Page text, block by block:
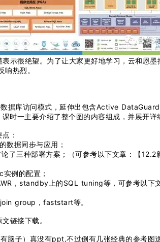
示很绝望。为了让大家更好地学习，云和恩
热烈。
据库访问模式，延伸出包含Active
时一主要介绍了整个图的内容组成，并展开详
：
据同步与应用；
了三种部署方案；（可参考以下文章：【
例的配置；
，standby上的SQL tuning等，可参考以
group，faststart等。
链接下载。
脑子）真没有ppt,不过倒有几张经典的参考图